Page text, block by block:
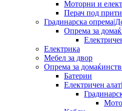
Моторни и
Перач под
Градинарска
Опрема за
Електрика
Мебел за двор
Опрема за
Батерии
Електричен